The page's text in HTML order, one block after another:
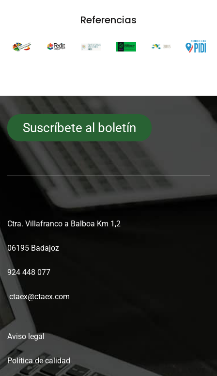
Referencias
Suscríbete al boletín
Ctra. Villafranco a Balboa Km 1,2
06195 Badajoz
924 448 077
ctaex@ctaex.com
Aviso legal
Política de calidad